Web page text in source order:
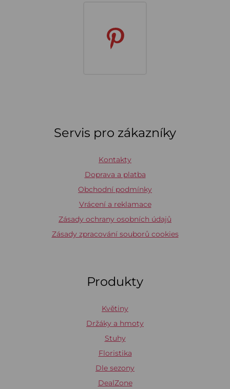
Servis pro zákazníky
Kontakty
Doprava a platba
Obchodní podmínky
Vrácení a reklamace
Zásady ochrany osobních údajů
Zásady zpracování souborů cookies
Produkty
Květiny
Držáky a hmoty
Stuhy
Floristika
Dle sezony
DealZone